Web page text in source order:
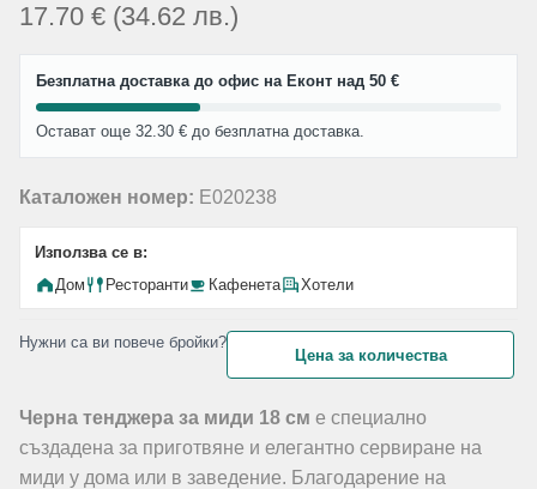
17.70 € (34.62 лв.)
Безплатна доставка до офис на Еконт над 50 €
Остават още 32.30 € до безплатна доставка.
Каталожен номер: E020238
Използва се в:
Дом
Ресторанти Кафенета Хотели
Нужни са ви повече бройки?
Цена за количества
Черна тенджера за миди 18 см е специално
създадена за приготвяне и елегантно сервиране на
миди у дома или в заведение. Благодарение на